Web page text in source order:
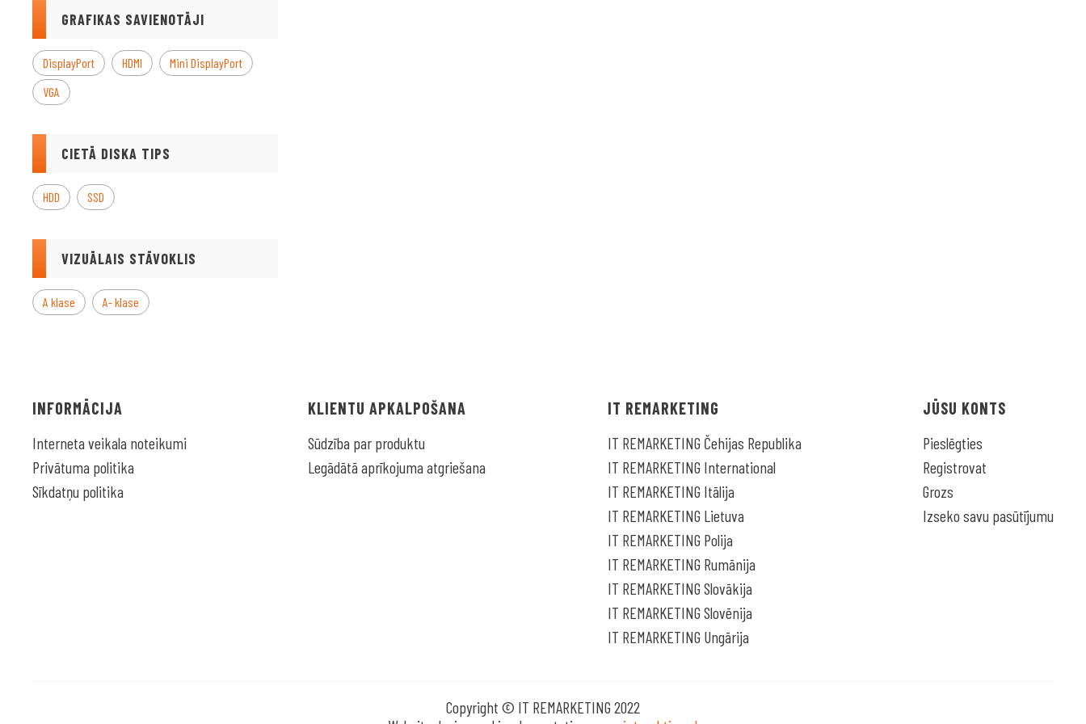
GRAFIKAS SAVIENOTĀJI
DisplayPort HDMI
Mini DisplayPort
VGA
CIETĀ DISKA TIPS
HDD SSD
VIZUĀLAIS STĀVOKLIS
A klase A- klase
INFORMĀCIJA
Interneta veikala noteikumi
Privātuma politika
Sīkdatņu politika
KLIENTU APKALPOŠANA
Sūdzība par produktu
Legādātā aprīkojuma atgriešana
IT REMARKETING
IT REMARKETING Čehijas Republika
IT REMARKETING International
IT REMARKETING Itālija
IT REMARKETING Lietuva
IT REMARKETING Polija
IT REMARKETING Rumānija
IT REMARKETING Slovākija
IT REMARKETING Slovēnija
IT REMARKETING Ungārija
JŪSU KONTS
Pieslēgties
Registrovat
Grozs
Izseko savu pasūtījumu
Copyright © IT REMARKETING 2022